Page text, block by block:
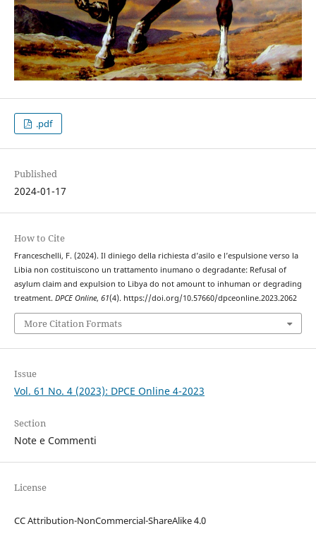
.pdf
Published
2024-01-17
How to Cite
Franceschelli, F. (2024). Il diniego della richiesta d’asilo e l’espulsione verso la
Libia non costituiscono un trattamento inumano o degradante: Refusal of
asylum claim and expulsion to Libya do not amount to inhuman or degrading
treatment. DPCE Online, 61(4). https://doi.org/10.57660/dpceonline.2023.2062
More Citation Formats
Issue
Vol. 61 No. 4 (2023): DPCE Online 4-2023
Section
Note e Commenti
License
CC Attribution-NonCommercial-ShareAlike 4.0